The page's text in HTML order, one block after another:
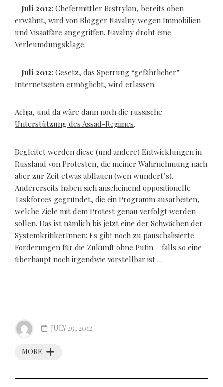
– Juli 2012: Chefermittler Bastrykin, bereits oben
erwähnt, wird von Blogger Navalny wegen Immobilien-
und Visaaffäre angegriffen. Navalny droht eine
Verleumdungsklage.
– Juli 2012: Gesetz, das Sperrung “gefährlicher”
Internetseiten ermöglicht, wird erlassen.
Achja, und da wäre dann noch die russische
Unterstützung des Assad-Regimes.
Begleitet werden diese (und andere) Entwicklungen in
Russland von Protesten, die meiner Wahrnehmung nach
aber zur Zeit etwas abflauen (wen wundert’s).
Andererseits haben sich anscheinend oppositionelle
Taskforces gegründet, die ein Programm ausarbeiten,
welche Ziele mit dem Protest genau verfolgt werden
sollen. Das ist nämlich bis jetzt eine der Schwächen der
SystemkritikerInnen: Es gibt noch zu pauschalisierte
Forderungen für die Zukunft ohne Putin – falls so eine
überhaupt noch irgendwie vorstellbar ist …
MORE
JULY 29, 2012